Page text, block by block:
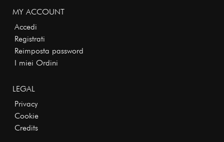
MY ACCOUNT
Accedi
Registrati
Reimposta password
I miei Ordini
LEGAL
Privacy
Cookie
Credits